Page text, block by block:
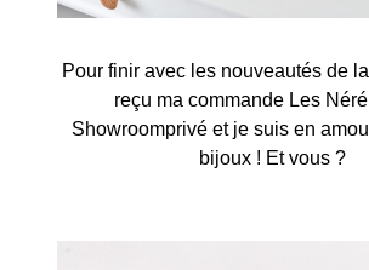
Pour finir avec les nouveautés de
reçu ma commande Les
Showroomprivé et je suis en
bijoux ! Et vous ?